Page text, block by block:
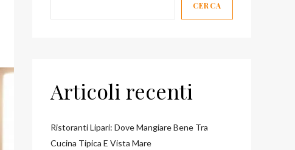
CERCA
Articoli recenti
Ristoranti Lipari: Dove Mangiare Bene Tra
Cucina Tipica E Vista Mare